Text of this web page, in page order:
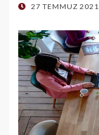
POSTED
27 TEMMUZ 2021